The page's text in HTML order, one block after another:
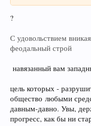
?
С удовольствием
феодальный строй
навязанный вам
цель которых -
общество любыми
давным-давно. Увы,
прогресс, как бы ни